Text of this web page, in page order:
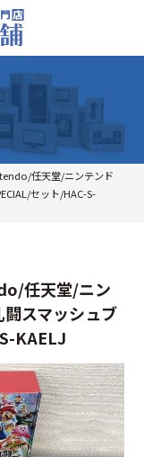
任天堂/ニンテンド
セット/HAC-S-
任天堂/ニン
スマッシュブ
KAELJ